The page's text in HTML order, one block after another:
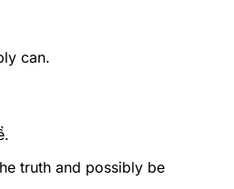
can.
truth and possibly be